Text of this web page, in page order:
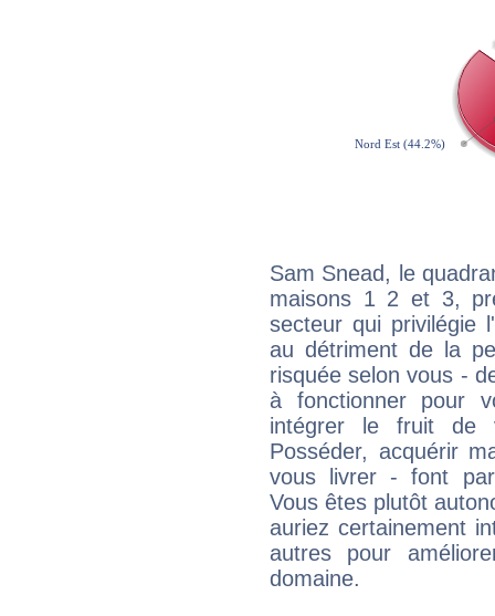
Sam Snead, le
maisons 1 2 et 3,
secteur qui privilégie
au détriment de la
risquée selon vous -
à fonctionner pour
intégrer le fruit de
Posséder, acquérir
vous livrer - font
Vous êtes plutôt
auriez certainement
autres pour
domaine.